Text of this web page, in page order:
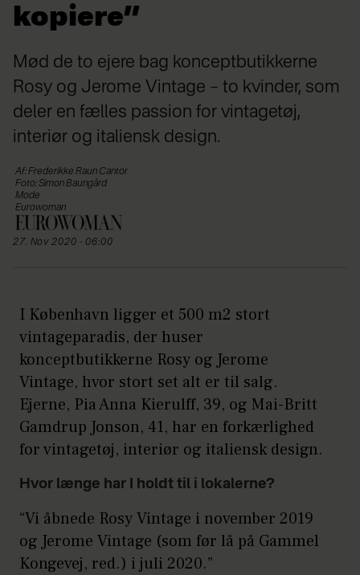
kopiere”
Mød de to ejere bag konceptbutikkerne
Rosy og Jerome Vintage – to kvinder, som
deler en fælles passion for vintagetøj,
interiør og italiensk design.
Af: Frederikke Raun Cantor
Foto: Simon Baungård
Mode
Eurowoman
27. Nov 2020 - 06:00
I København ligger et 500 m2 stort
vintageparadis, der huser
konceptbutikkerne Rosy og Jerome
Vintage, hvor stort set alt er til salg.
Ejerne, Pia Anna Kierulff, 39, og Mai-Britt
Gamdrup Jonson, 41, har en forkærlighed
for vintagetøj, interiør og italiensk design.
Hvor længe har I holdt til i lokalerne?
“Vi åbnede Rosy Vintage i november 2019
og Jerome Vintage (som før lå på Gammel
Kongevej, red.) i juli 2020.”